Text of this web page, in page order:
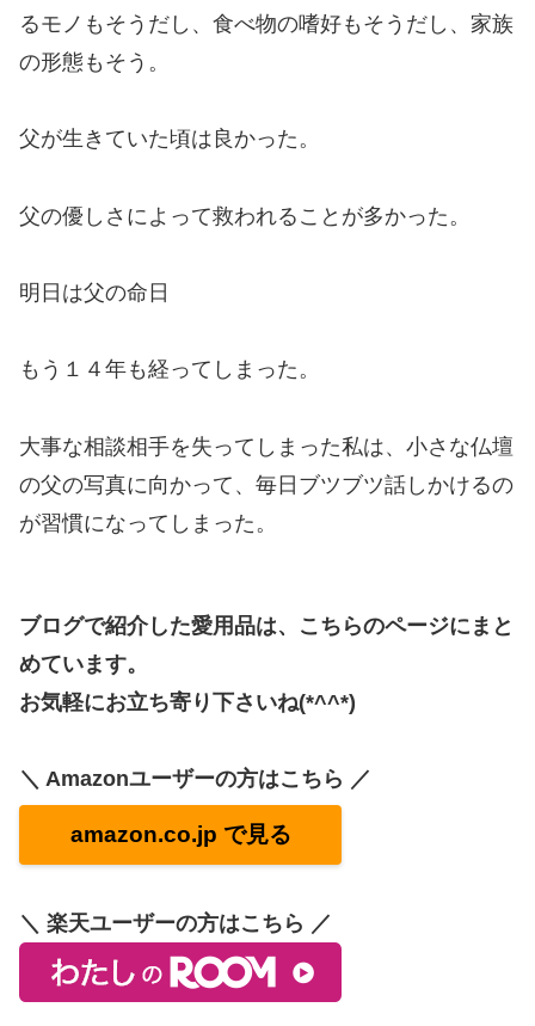
るモノもそうだし、食べ物の嗜好もそうだし、家族
の形態もそう。
父が生きていた頃は良かった。
父の優しさによって救われることが多かった。
明日は父の命日
もう１４年も経ってしまった。
大事な相談相手を失ってしまった私は、小さな仏壇
の父の写真に向かって、毎日ブツブツ話しかけるの
が習慣になってしまった。
ブログで紹介した愛用品は、こちらのページにまと
めています。
お気軽にお立ち寄り下さいね(*^^*)
＼ Amazonユーザーの方はこちら ／
amazon.co.jp で見る
＼ 楽天ユーザーの方はこちら ／